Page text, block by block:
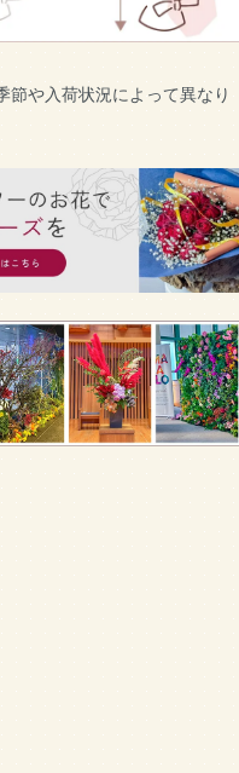
や入荷状況によって異なり